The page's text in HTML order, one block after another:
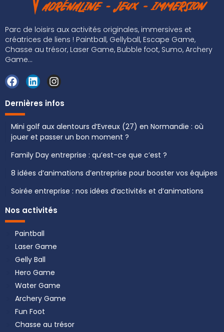
Parc de loisirs aux activités originales, immersives et
créatrices de liens ! Paintball, Gellyball, Escape Game,
Chasse au trésor, Laser Game, Bubble foot, Sumo, Archery
Game...
Dernières infos
Mini golf aux alentours d’Evreux (27) en Normandie : où
jouer et passer un bon moment ?
Family Day entreprise : qu’est-ce que c’est ?
8 idées d’animations d’entreprise pour booster vos équipes
Soirée entreprise : nos idées d’activités et d’animations
Nos activités
Paintball
Laser Game
Gelly Ball
Hero Game
Water Game
Archery Game
Fun Foot
Chasse au trésor